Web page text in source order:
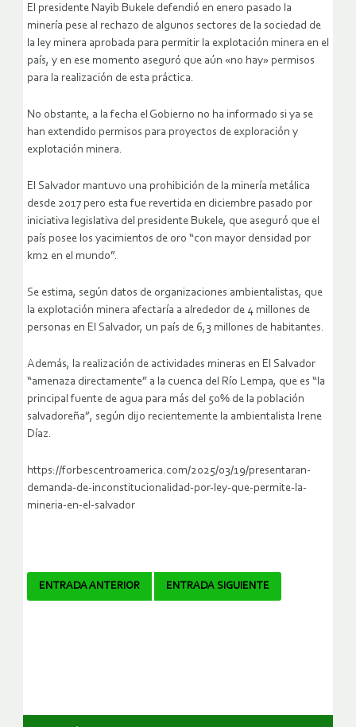
El presidente Nayib Bukele defendió en enero pasado la
minería pese al rechazo de algunos sectores de la sociedad de
la ley minera aprobada para permitir la explotación minera en el
país, y en ese momento aseguró que aún «no hay» permisos
para la realización de esta práctica.
No obstante, a la fecha el Gobierno no ha informado si ya se
han extendido permisos para proyectos de exploración y
explotación minera.
El Salvador mantuvo una prohibición de la minería metálica
desde 2017 pero esta fue revertida en diciembre pasado por
iniciativa legislativa del presidente Bukele, que aseguró que el
país posee los yacimientos de oro “con mayor densidad por
km2 en el mundo”.
Se estima, según datos de organizaciones ambientalistas, que
la explotación minera afectaría a alrededor de 4 millones de
personas en El Salvador, un país de 6,3 millones de habitantes.
Además, la realización de actividades mineras en El Salvador
“amenaza directamente” a la cuenca del Río Lempa, que es “la
principal fuente de agua para más del 50% de la población
salvadoreña”, según dijo recientemente la ambientalista Irene
Díaz.
https://forbescentroamerica.com/2025/03/19/presentaran-
demanda-de-inconstitucionalidad-por-ley-que-permite-la-
mineria-en-el-salvador
Navegador
ENTRADA ANTERIOR ENTRADA SIGUIENTE